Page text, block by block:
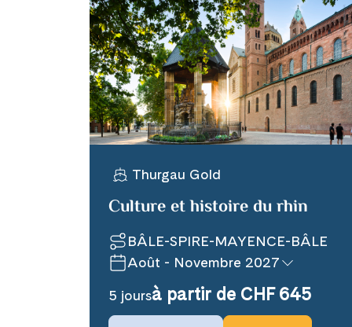
Thurgau Gold
Culture et histoire du rhin
BÂLE-SPIRE-MAYENCE-BÂLE
Août - Novembre 2027
5 joursà partir de CHF 645
Prochaines dates de voyage